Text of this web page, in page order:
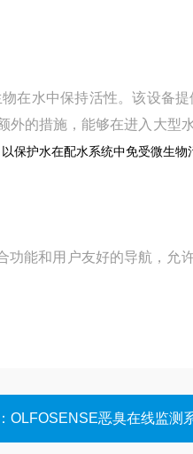
在水中保持活性。该设备提
外的措施，能够在进入大型
保护水在配水系统中免受微生物
功能和用户友好的导航，允
OLFOSENSE恶臭在线监测